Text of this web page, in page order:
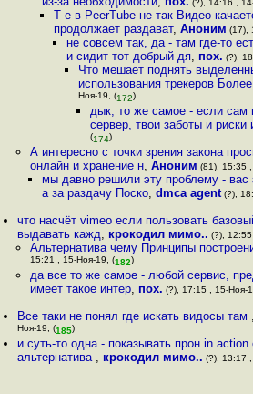
(?), 14:16 ,
Т е в PeerTube не так Видео
продолжает раздават,Аноним (17),
не совсем так, да - там где-то
и сидит тот добрый дя, пох. (?),
Что мешает поднять
использования трекеров Более
Ноя-19, (172)
дык, то же самое - если сам
сервер, твои заботы и риски
(174)
А интересно с точки зрения закона
онлайн и хранение н, Аноним (81), 15:35
мы давно решили эту проблему - вас
а за раздачу Поско, dmca agent(?),
что насчёт vimeo если пользовать
выдавать кажд, крокодил мимо.. (?),
Альтернатива чему Принципы
15:21 , 15-Ноя-19, (182)
да все то же самое - любой сервис,
имеет такое интер, пох. (?), 17:15 , 15-Ноя-
Все таки не понял где искать видосы там
Ноя-19, (185)
и суть-то одна - показывать прон in
альтернатива , крокодил мимо.. (?), 13:17